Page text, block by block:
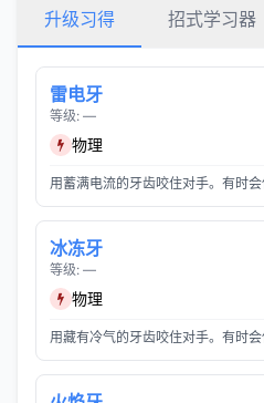
升级习得 招式学习器
雷电牙
等级: —
物理
用蓄满电流的牙齿咬住对手。有时
冰冻牙
等级: —
物理
用藏有冷气的牙齿咬住对手。有时